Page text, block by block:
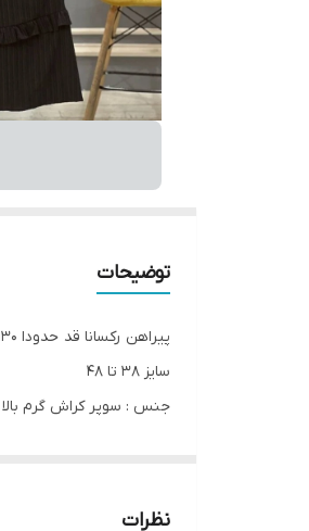
توضیحات
پیراهن رکسانا قد حدودا 130 سانتی متر کمربند جدا دارد. دکمه کاربردی ❌️رنگبندی طبق کالیته انتخاب شود❌️ سفارش سایز بزرگ پذیرفته میشود
سایز ۳۸ تا ۴۸
جنس : سوپر کراش گرم
نظرات